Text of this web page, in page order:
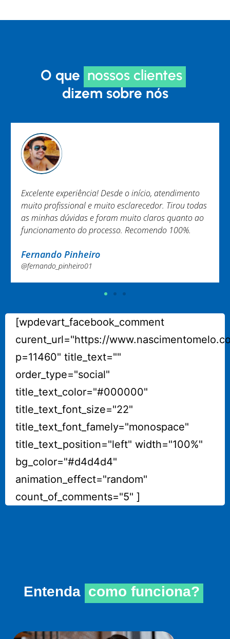
O que nossos clientes
dizem sobre nós
Trabalho EXCEPCIONAL não tenho nada a reclamar.
Equipe engajada e ágil. Em especial Murilo e
Brenner. Obrigada.
@nayaramelo02
[wpdevart_facebook_comment
curent_url="https://
p=11460" title_text=""
order_type="social"
title_text_color="#000000"
title_text_font_size="22"
title_text_font_famely="monospace"
title_text_position="left" width="100%"
bg_color="#d4d4d4"
animation_effect="random"
count_of_comments="5" ]
Entenda como funciona?